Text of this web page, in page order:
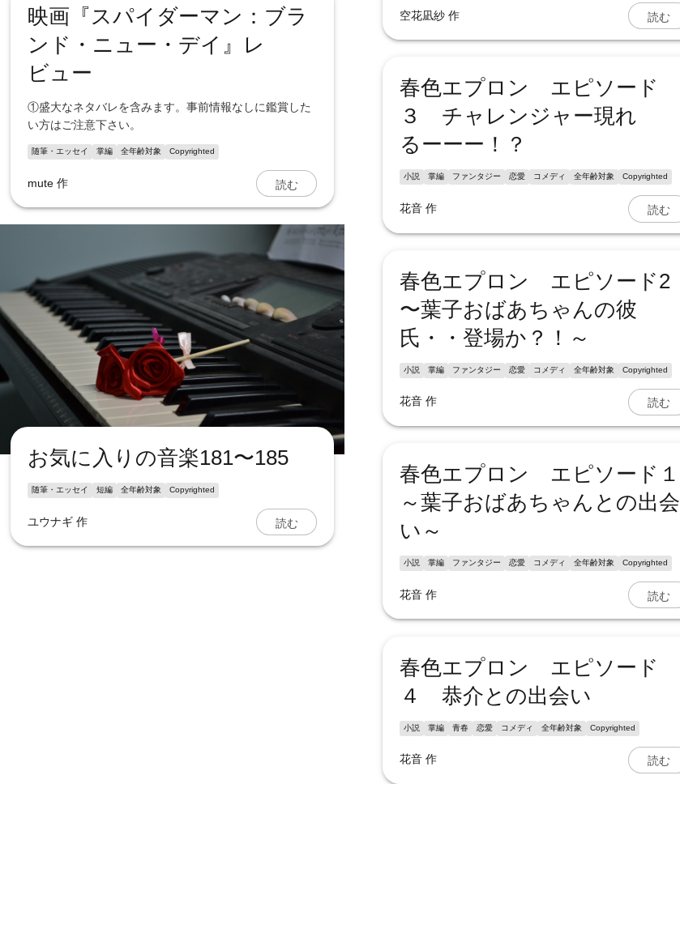
映画『スパイダーマン：ブラ
ンド・ニュー・デイ』レ
ビュー
①盛大なネタバレを含みます。事前情報なしに鑑賞した
い方はご注意下さい。
随筆・エッセイ 掌編 全年齢対象 Copyrighted
mute 作 読む
お気に入りの音楽181〜185
随筆・エッセイ 短編 全年齢対象 Copyrighted
ユウナギ 作 読む
空花凪紗 作 読む
春色エプロン エピソード
３ チャレンジャー現れ
るーーー！？
小説 掌編 ファンタジー 恋愛 コメディ 全年齢対象 Copyrighted
花音 作 読む
春色エプロン エピソード2
〜葉子おばあちゃんの彼
氏・・登場か？！～
小説 掌編 ファンタジー 恋愛 コメディ 全年齢対象 Copyrighted
花音 作 読む
春色エプロン エピソード１
～葉子おばあちゃんとの出会
い～
小説 掌編 ファンタジー 恋愛 コメディ 全年齢対象 Copyrighted
花音 作 読む
春色エプロン エピソード
４ 恭介との出会い
小説 掌編 青春 恋愛 コメディ 全年齢対象 Copyrighted
花音 作 読む